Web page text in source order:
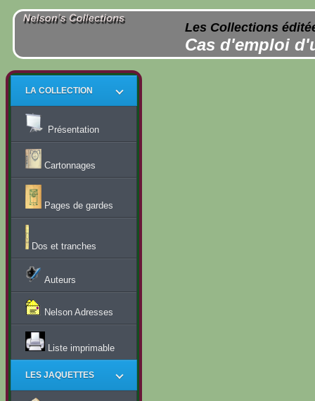
Les Collections
Cas d'emploi
LA COLLECTION
Présentation
Cartonnages
Pages de gardes
Dos et tranches
Auteurs
Nelson Adresses
Liste imprimable
LES JAQUETTES